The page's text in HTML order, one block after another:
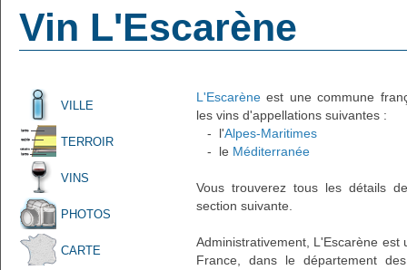
Vin L'Escarène
VILLE
TERROIR
VINS
PHOTOS
CARTE
L'Escarène est une commune
les vins d'appellations suivantes :
- l'Alpes-Maritimes
- le Méditerranée
Vous trouverez tous les détails
section suivante.
Administrativement, L'Escarène
France, dans le département